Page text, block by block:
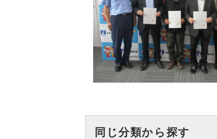
同じ分類から探す